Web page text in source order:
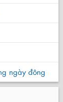
ngày đông